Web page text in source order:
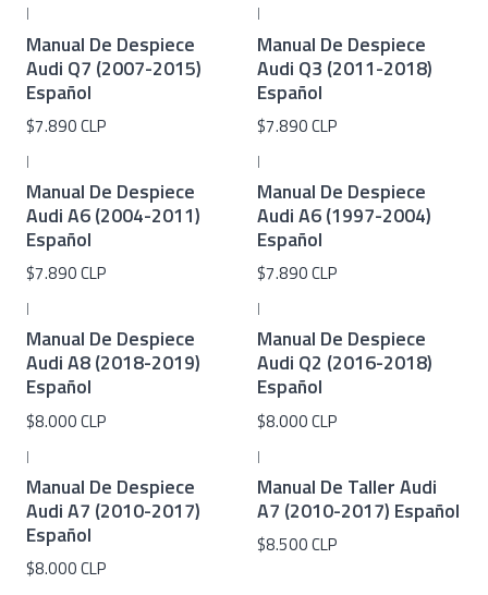
|
Manual De Despiece
Audi Q7 (2007-2015)
Español
$7.890 CLP
|
Manual De Despiece
Audi Q3 (2011-2018)
Español
$7.890 CLP
|
Manual De Despiece
Audi A6 (2004-2011)
Español
$7.890 CLP
|
Manual De Despiece
Audi A6 (1997-2004)
Español
$7.890 CLP
|
Manual De Despiece
Audi A8 (2018-2019)
Español
$8.000 CLP
|
Manual De Despiece
Audi Q2 (2016-2018)
Español
$8.000 CLP
|
Manual De Despiece
Audi A7 (2010-2017)
Español
$8.000 CLP
|
Manual De Taller Audi
A7 (2010-2017) Español
$8.500 CLP